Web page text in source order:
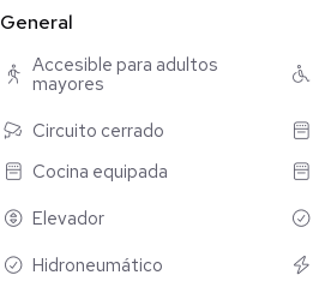
General
Accesible para adultos
mayores
Circuito cerrado
Cocina equipada
Elevador
Hidroneumático